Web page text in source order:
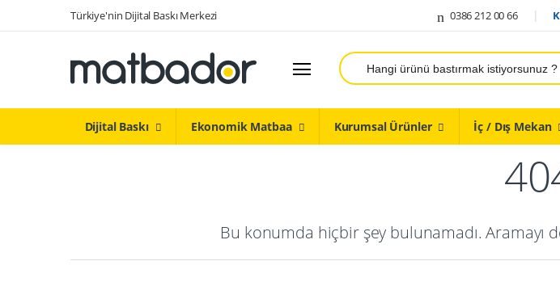
Türkiye'nin Dijital Baskı Merkezi 0386 212 00 66
Dijital Baski
Ekonomik Matbaa
Ara
Dijital Baskı Ekonomik Matbaa Kurumsal Ürünler İç / Dış Mekan
Bu konumda hiçbir şey bulunamadı. Aramayı